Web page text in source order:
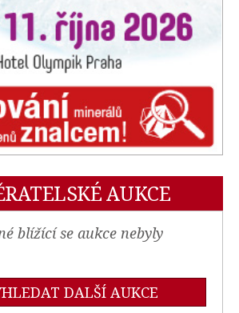
AUKCE
blížící se aukce nebyly
DALŠÍ AUKCE